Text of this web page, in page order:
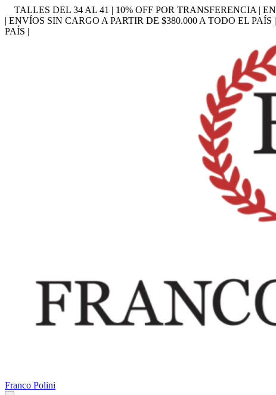
TALLES DEL 34 AL 41 | 10% OFF POR TRANSFERENCIA |
| ENVÍOS SIN CARGO A PARTIR DE $380.000 A TODO EL PAÍS |
PAÍS |
Franco Polini